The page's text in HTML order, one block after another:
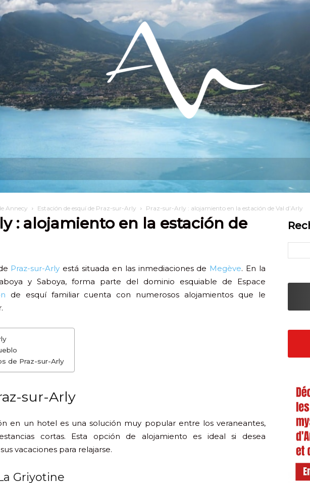
¿Qué puedo hacer? Permanezca en
Annecy Estación de esquí de Praz-sur-Arly Praz-sur-Arly : alojamiento en la estación de Val d’Arly
: alojamiento en la estación de
Praz-sur-Arly está situada en las inmediaciones de Megève. En la
y Saboya, forma parte del dominio esquiable de Espace
de esquí familiar cuenta con numerosos alojamientos que le
de Praz-sur-Arly
sur-Arly
en un hotel es una solución muy popular entre los veraneantes,
cortas. Esta opción de alojamiento es ideal si desea
vacaciones para relajarse.
Griyotine